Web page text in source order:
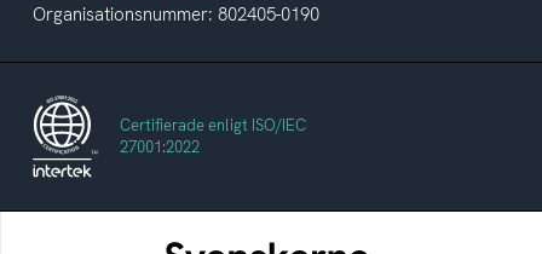
Organisationsnummer: 802405-0190
Certifierade enligt ISO/IEC
27001:2022
Svenskarna och internet